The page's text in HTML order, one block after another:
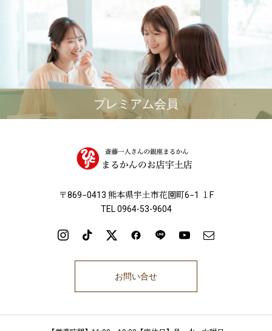
プレミアム会員
〒869−0413 熊本県宇土市花園町6−1 １F
TEL 0964-53-9604
お問い合せ